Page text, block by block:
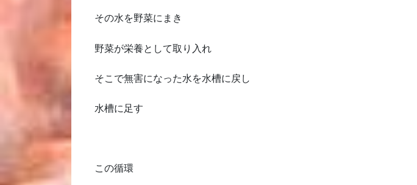
その水を野菜にまき
野菜が栄養として取り入れ
そこで無害になった水を水槽に戻し
水槽に足す
この循環